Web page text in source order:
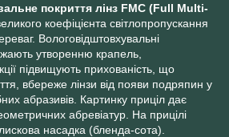
покриття лінз FMC (Full Multi-
коефіцієнта світлопропускання
Вологовідштовхувальні
утворенню крапель,
підвищують прихованість, що
вбереже лінзи від появи подряпин у
абразивів. Картинку приціл дає
абревіатур. На прицілі
насадка (бленда-сота).